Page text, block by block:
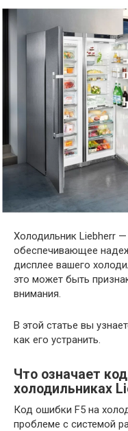
Холодильник Liebherr
обеспечивающее
дисплее вашего
это может быть
внимания.
В этой статье вы
как его устранить.
Что означает
холодильниках
Код ошибки F5 на
проблеме с системой